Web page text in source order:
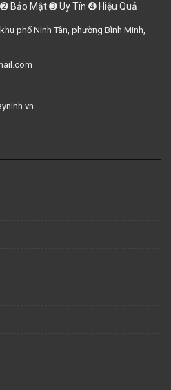
Bảo Mật ➌ Uy Tín ➍ Hiệu Quả
phố Ninh Tân, phường Bình Minh,